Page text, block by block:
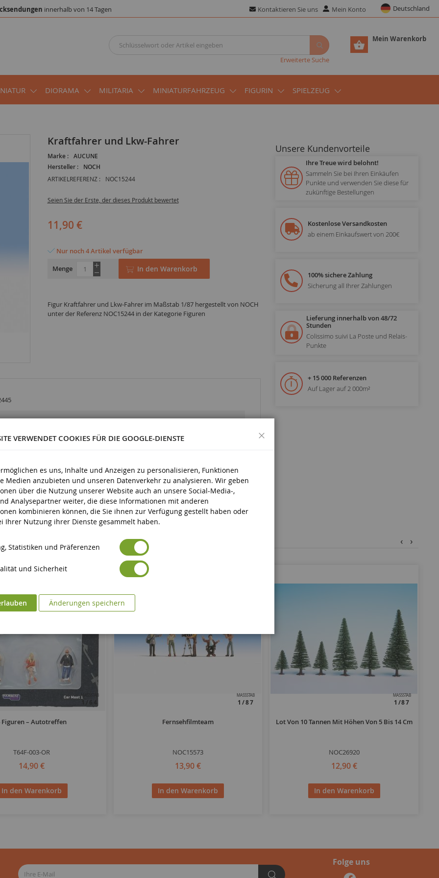
innerhalb von 14 Tagen Kontaktieren Sie uns Mein Konto Deutschland
Mein Warenkorb
Erweiterte Suche
DIORAMA MILITARIA MINIATURFAHRZEUG FIGURIN SPIELZEUG
Kraftfahrer und Lkw-Fahrer
Marke :
AUCUNE
Hersteller :
NOCH
ARTIKELREFERENZ : NOC15244
Seien Sie der Erste, der dieses Produkt bewertet
11,90 €
Nur noch 4 Artikel verfügbar
Menge
In den Warenkorb
Figur Kraftfahrer und Lkw-Fahrer im Maßstab 1/87 hergestellt von NOCH
unter der Referenz NOC15244 in der Kategorie Figuren
Unsere Kundenvorteile
Ihre Treue wird belohnt!
Sammeln Sie bei Ihren Einkäufen
Punkte und verwenden Sie diese für
zukünftige Bestellungen
Kostenlose Versandkosten
ab einem Einkaufswert von 200€
100% sichere Zahlung
Sicherung all Ihrer Zahlungen
Lieferung innerhalb von 48/72
Stunden
Colissimo suivi La Poste und Relais-
Punkte
+ 15 000 Referenzen
Auf Lager auf 2 000m²
MASSSTAB
1/64
Figuren – Autotreffen
T64F-003-OR
14,90 €
In den Warenkorb
MASSSTAB
1/87
Fernsehfilmteam
NOC15573
13,90 €
In den Warenkorb
MASSSTAB
1/87
Lot Von 10 Tannen Mit Höhen Von 5 Bis 14 Cm
NOC26920
12,90 €
In den Warenkorb
‹ ›
Folge uns
VERWENDET COOKIES FÜR DIE GOOGLE-DIENSTE
es uns, Inhalte und Anzeigen zu personalisieren, Funktionen
Medien anzubieten und unseren Datenverkehr zu analysieren. Wir geben
über die Nutzung unserer Website auch an unsere Social-Media-,
Analysepartner weiter, die diese Informationen mit anderen
kombinieren können, die Sie ihnen zur Verfügung gestellt haben oder
Ihrer Nutzung ihrer Dienste gesammelt haben.
Statistiken und Präferenzen
und Sicherheit
Änderungen speichern